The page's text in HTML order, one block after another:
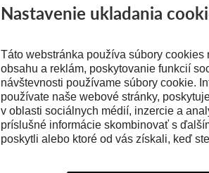
Nastavenie ukladania
Táto webstránka používa súbory cookies
obsahu a reklám, poskytovanie funkcií
návštevnosti používame súbory cookie.
používate naše webové stránky,
v oblasti sociálnych médií, inzercie a
príslušné informácie skombinovať s
poskytli alebo ktoré od vás získali, keď